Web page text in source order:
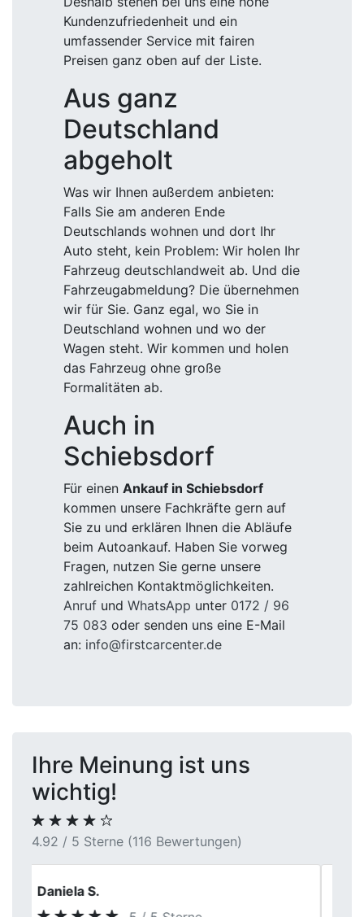
Kundenzufriedenheit und ein
umfassender Service mit fairen
Preisen ganz oben auf der Liste.
Aus ganz
Deutschland
abgeholt
Was wir Ihnen außerdem anbieten:
Falls Sie am anderen Ende
Deutschlands wohnen und dort Ihr
Auto steht, kein Problem: Wir holen Ihr
Fahrzeug deutschlandweit ab. Und die
Fahrzeugabmeldung? Die übernehmen
wir für Sie. Ganz egal, wo Sie in
Deutschland wohnen und wo der
Wagen steht. Wir kommen und holen
das Fahrzeug ohne große
Formalitäten ab.
Auch in
Schiebsdorf
Für einen Ankauf in Schiebsdorf
kommen unsere Fachkräfte gern auf
Sie zu und erklären Ihnen die Abläufe
beim Autoankauf. Haben Sie vorweg
Fragen, nutzen Sie gerne unsere
zahlreichen Kontaktmöglichkeiten.
Anruf und WhatsApp unter 0172 / 96
75 083 oder senden uns eine E-Mail
an: info@firstcarcenter.de
Ihre Meinung ist uns
wichtig!
4.92 / 5 Sterne (116 Bewertungen)
Sven K.